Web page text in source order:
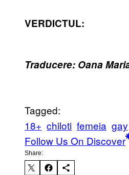
VERDICTUL:
Traducere: Oana
Tagged:
18+ chiloti femeia gay
Follow Us On Discover
Share: